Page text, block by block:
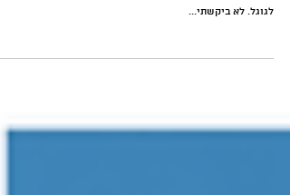
הבינה המלאכותית
של מורד שטרן , מומחה לשיווק...״ לא שילמתי על זה. לא פניתי